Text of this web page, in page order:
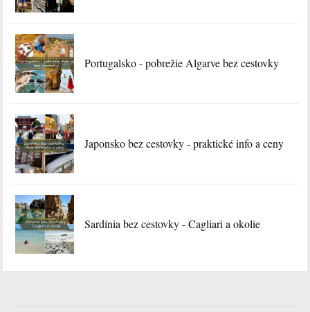
Portugalsko - pobrežie Algarve bez cestovky
Japonsko bez cestovky - praktické info a ceny
Sardínia bez cestovky - Cagliari a okolie